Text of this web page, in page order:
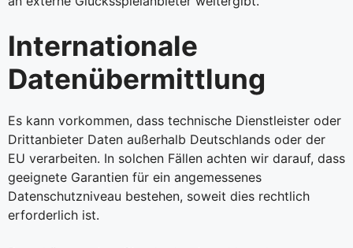
Internationale
Datenübermittlung
Es kann vorkommen, dass technische Dienstleister oder
Drittanbieter Daten außerhalb Deutschlands oder der
EU verarbeiten. In solchen Fällen achten wir darauf, dass
geeignete Garantien für ein angemessenes
Datenschutzniveau bestehen, soweit dies rechtlich
erforderlich ist.